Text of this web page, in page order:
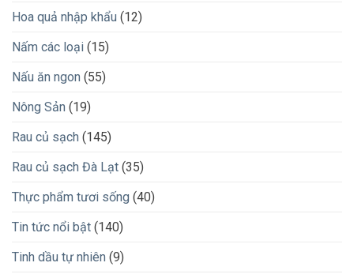
Hoa quả nhập khẩu (12)
Nấm các loại (15)
Nấu ăn ngon (55)
Nông Sản (19)
Rau củ sạch (145)
Rau củ sạch Đà Lạt (35)
Thực phẩm tươi sống (40)
Tin tức nổi bật (140)
Tinh dầu tự nhiên (9)